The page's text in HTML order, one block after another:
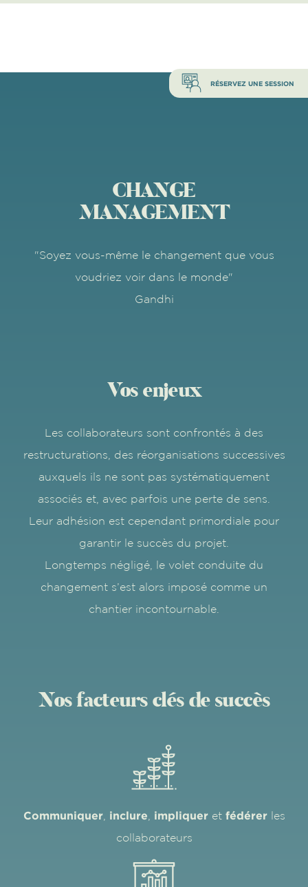
RÉSERVEZ UNE SESSION
CHANGE
MANAGEMENT
"Soyez vous-même le changement que vous
voudriez voir dans le monde"
Gandhi
Vos enjeux
Les collaborateurs sont confrontés à des
restructurations, des réorganisations successives
auxquels ils ne sont pas systématiquement
associés et, avec parfois une perte de sens.
Leur adhésion est cependant primordiale pour
garantir le succès du projet.
Longtemps négligé, le volet conduite du
changement s’est alors imposé comme un
chantier incontournable.
Nos facteurs clés de succès
Communiquer, inclure impliqueret fédérerles
collaborateurs